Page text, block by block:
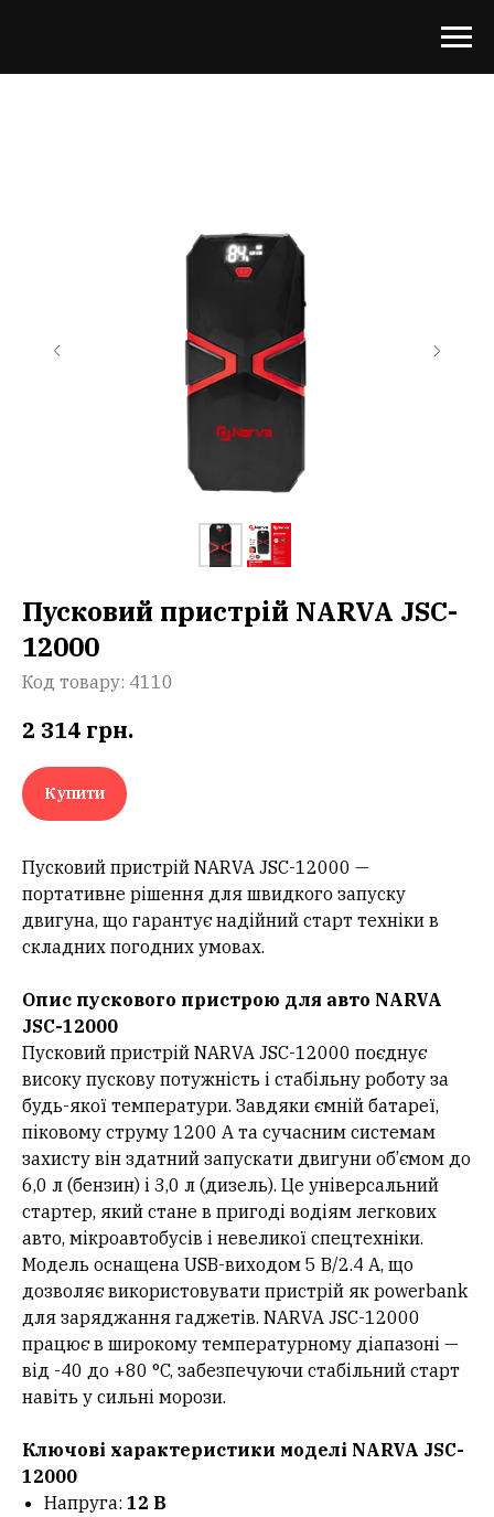
Пусковий пристрій NARVA JSC-
12000
Код товару: 4110
2 314 грн.
Купити
Пусковий пристрій NARVA JSC-12000 —
портативне рішення для швидкого запуску
двигуна, що гарантує надійний старт техніки в
складних погодних умовах.
Опис пускового пристрою для авто NARVA
JSC-12000
Пусковий пристрій NARVA JSC-12000 поєднує
високу пускову потужність і стабільну роботу за
будь-якої температури. Завдяки ємній батареї,
піковому струму 1200 А та сучасним системам
захисту він здатний запускати двигуни об’ємом до
6,0 л (бензин) і 3,0 л (дизель). Це універсальний
стартер, який стане в пригоді водіям легкових
авто, мікроавтобусів і невеликої спецтехніки.
Модель оснащена USB-виходом 5 В/2.4 A, що
дозволяє використовувати пристрій як powerbank
для заряджання гаджетів. NARVA JSC-12000
працює в широкому температурному діапазоні —
від -40 до +80 °C, забезпечуючи стабільний старт
навіть у сильні морози.
Ключові характеристики моделі NARVA JSC-
12000
Напруга: 12 В